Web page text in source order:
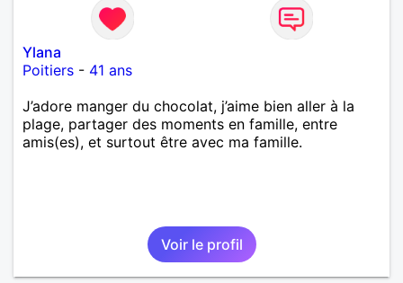
Ylana
Poitiers - 41 ans
J’adore manger du chocolat, j’aime bien aller à la
plage, partager des moments en famille, entre
amis(es), et surtout être avec ma famille.
Voir le profil